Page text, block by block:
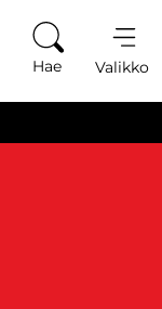
Hae Valikko